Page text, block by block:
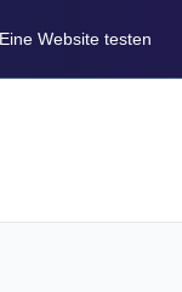
Eine Website testen